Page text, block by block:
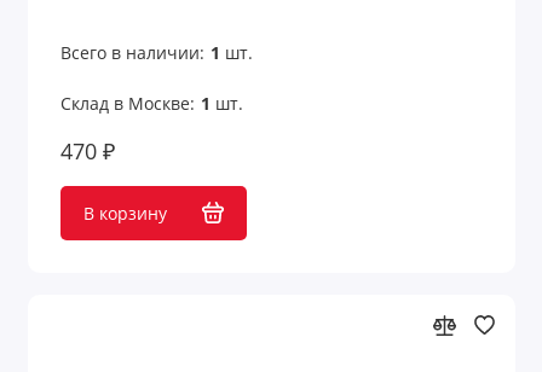
Всего в наличии: 1 шт.
Склад в Москве: 1 шт.
470 ₽
В корзину